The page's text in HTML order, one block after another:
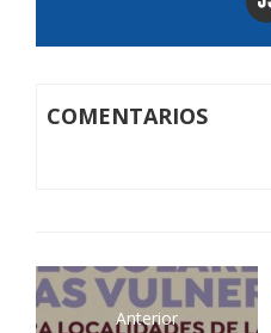
COMENTARIOS
Anterior